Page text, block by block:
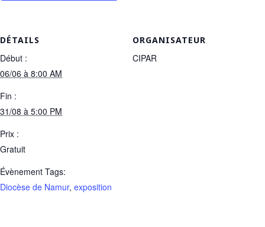
DÉTAILS
Début :
06/06 à 8:00 AM
Fin :
31/08 à 5:00 PM
Prix :
Gratuit
Évènement Tags:
Diocèse de Namur, exposition
ORGANISATEUR
CIPAR